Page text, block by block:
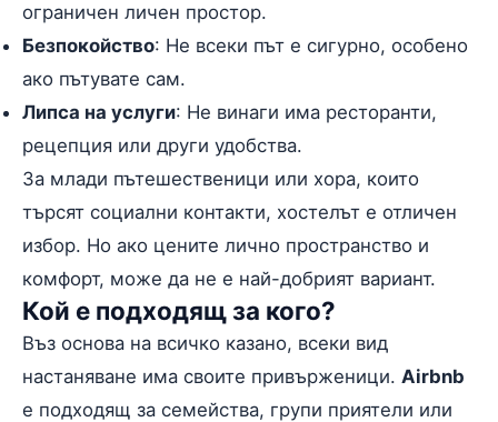
ограничен личен простор.
Безпокойство: Не всеки път е сигурно, особено
ако пътувате сам.
Липса на услуги: Не винаги има ресторанти,
рецепция или други удобства.
За млади пътешественици или хора, които
търсят социални контакти, хостелът е отличен
избор. Но ако цените лично пространство и
комфорт, може да не е най-добрият вариант.
Кой е подходящ за кого?
Въз основа на всичко казано, всеки вид
настаняване има своите привърженици. Airbnb
е подходящ за семейства, групи приятели или